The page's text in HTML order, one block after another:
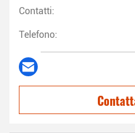
Contatti:
Telefono: